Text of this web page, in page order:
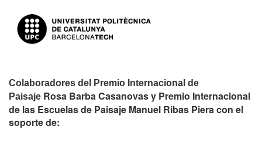
Colaboradores del Premio Internacional de
Paisaje Rosa Barba Casanovas y Premio Internacional
de las Escuelas de Paisaje Manuel Ribas Piera con el
soporte de: